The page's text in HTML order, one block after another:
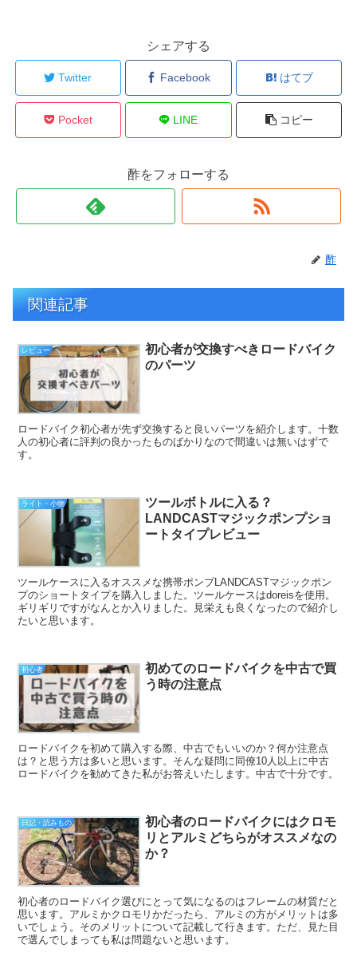
シェアする
Twitter Facebook はてブ
Pocket LINE コピー
酢をフォローする
酢
関連記事
レビュー
初心者が交換すべきロードバイク
のパーツ
ロードバイク初心者が先ず交換すると良いパーツを紹介します。十数
人の初心者に評判の良かったものばかりなので間違いは無いはずで
す。
ライト・小物
ツールボトルに入る？
LANDCASTマジックポンプショ
ートタイプレビュー
ツールケースに入るオススメな携帯ポンプLANDCASTマジックポン
プのショートタイプを購入しました。ツールケースはdoreisを使用。
ギリギリですがなんとか入りました。見栄えも良くなったので紹介し
たいと思います。
初心者
初めてのロードバイクを中古で買
う時の注意点
ロードバイクを初めて購入する際、中古でもいいのか？何か注意点
は？と思う方は多いと思います。そんな疑問に同僚10人以上に中古
ロードバイクを勧めてきた私がお答えいたします。中古で十分です。
日記・読みもの
初心者のロードバイクにはクロモ
リとアルミどちらがオススメなの
か？
初心者のロードバイク選びにとって気になるのはフレームの材質だと
思います。アルミかクロモリかだったら、アルミの方がメリットは多
いでしょう。そのメリットについて記載して行きます。ただ、見た目
で選んでしまっても私は問題ないと思います。